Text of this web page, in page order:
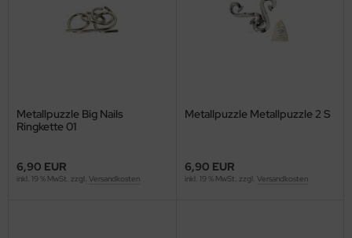
Metallpuzzle Big Nails
Ringkette 01
6,90 EUR
inkl. 19 % MwSt. zzgl. Versandkosten
Metallpuzzle Metallpuzzle 2 S
6,90 EUR
inkl. 19 % MwSt. zzgl. Versandkosten